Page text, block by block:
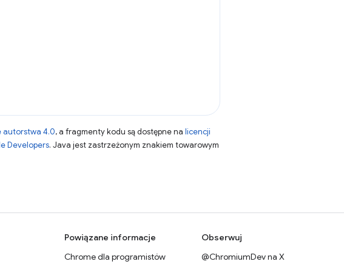
autorstwa 4.0, a fragmenty kodu są dostępne na licencji
Developers. Java jest zastrzeżonym znakiem towarowym
Powiązane informacje
Chrome dla programistów
Obserwuj
@ChromiumDev na X